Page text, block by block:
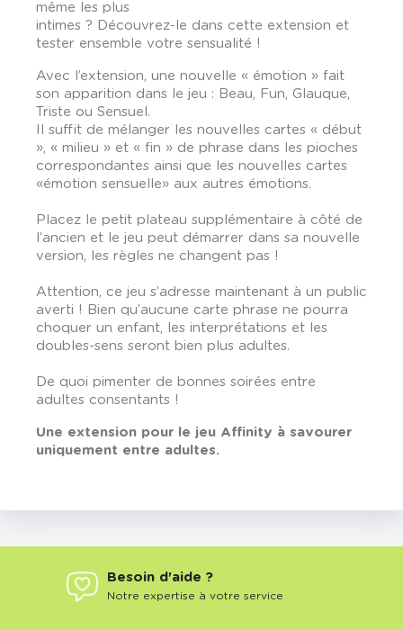
même les plus
intimes ? Découvrez-le dans cette extension et
tester ensemble votre sensualité !
Avec l’extension, une nouvelle « émotion » fait
son apparition dans le jeu : Beau, Fun, Glauque,
Triste ou Sensuel.
Il suffit de mélanger les nouvelles cartes « début
», « milieu » et « fin » de phrase dans les pioches
correspondantes ainsi que les nouvelles cartes
«émotion sensuelle» aux autres émotions.
Placez le petit plateau supplémentaire à côté de
l’ancien et le jeu peut démarrer dans sa nouvelle
version, les règles ne changent pas !
Attention, ce jeu s’adresse maintenant à un public
averti ! Bien qu’aucune carte phrase ne pourra
choquer un enfant, les interprétations et les
doubles-sens seront bien plus adultes.
De quoi pimenter de bonnes soirées entre
adultes consentants !
Une extension pour le jeu Affinity à savourer
uniquement entre adultes.
Besoin d'aide ?
Notre expertise à votre service